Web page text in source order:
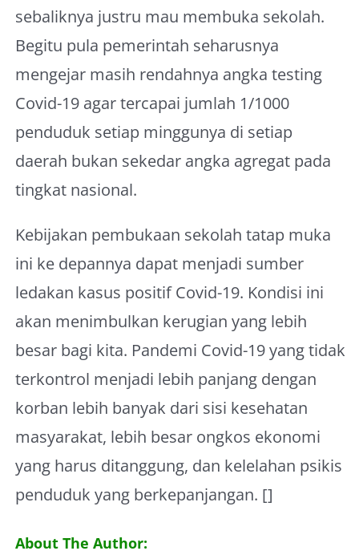
sebaliknya justru mau membuka sekolah.
Begitu pula pemerintah seharusnya
mengejar masih rendahnya angka testing
Covid-19 agar tercapai jumlah 1/1000
penduduk setiap minggunya di setiap
daerah bukan sekedar angka agregat pada
tingkat nasional.
Kebijakan pembukaan sekolah tatap muka
ini ke depannya dapat menjadi sumber
ledakan kasus positif Covid-19. Kondisi ini
akan menimbulkan kerugian yang lebih
besar bagi kita. Pandemi Covid-19 yang tidak
terkontrol menjadi lebih panjang dengan
korban lebih banyak dari sisi kesehatan
masyarakat, lebih besar ongkos ekonomi
yang harus ditanggung, dan kelelahan psikis
penduduk yang berkepanjangan. []
About The Author: